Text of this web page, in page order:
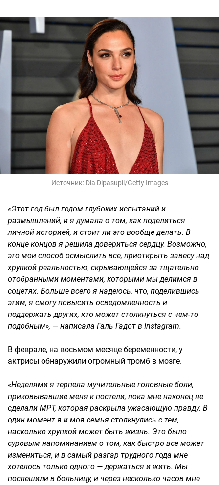
Источник: Dia Dipasupil/Getty Images
«Этот год был годом глубоких испытаний и
размышлений, и я думала о том, как поделиться
личной историей, и стоит ли это вообще делать. В
конце концов я решила довериться сердцу. Возможно,
это мой способ осмыслить все, приоткрыть завесу над
хрупкой реальностью, скрывающейся за тщательно
отобранными моментами, которыми мы делимся в
соцетях. Больше всего я надеюсь, что, поделившись
этим, я смогу повысить осведомленность и
поддержать других, кто может столкнуться с чем-то
подобным», — написала Галь Гадот в Instagram.
В феврале, на восьмом месяце беременности, у
актрисы обнаружили огромный тромб в мозге.
«Неделями я терпела мучительные головные боли,
приковывавшие меня к постели, пока мне наконец не
сделали МРТ, которая раскрыла ужасающую правду. В
один момент я и моя семья столкнулись с тем,
насколько хрупкой может быть жизнь. Это было
суровым напоминанием о том, как быстро все может
измениться, и в самый разгар трудного года мне
хотелось только одного — держаться и жить. Мы
поспешили в больницу, и через несколько часов мне